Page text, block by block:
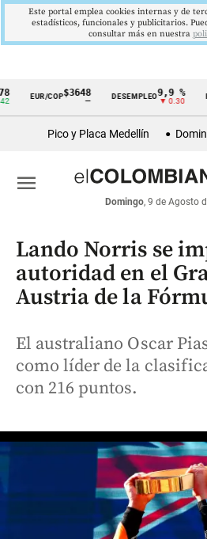
Cintillo
económicos
Colombia
EUR/COP$3648
—
DESEMPLEO9,9 %
▼ 0.30
PIB
▲
Pico y Placa Medellín
Domingo, 9 de Agosto
menu
Lando Norris se
autoridad en el
Austria de la
El australiano Oscar
como líder de la
con 216 puntos.
Este portal emplea cookies internas y de
estadísticos, funcionales y publicitarios.
consultar más en nuestra